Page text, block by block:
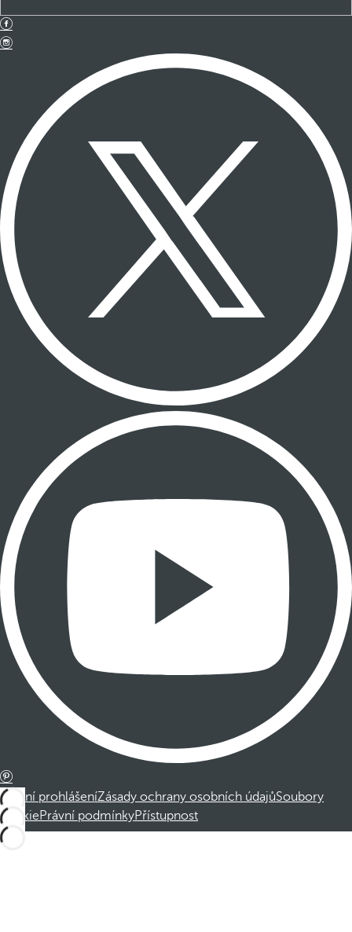
Právní prohlášeníZásady ochrany osobních údajůSoubory
cookiePrávní podmínkyPřístupnost